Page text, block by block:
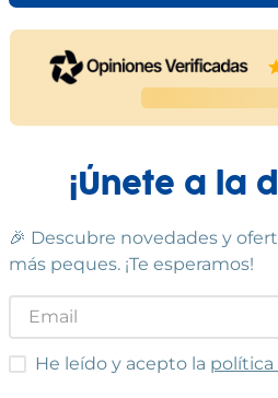
¡Únete a la
🎉 Descubre novedades y
más peques. ¡Te esperamos!
He leído y acepto las
He leído y acepto la política